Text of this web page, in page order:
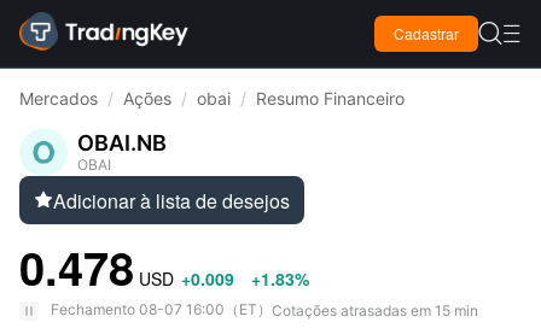
Cadastrar  
Mercados / Ações / obai / Resumo Financeiro
OBAI.NB
OBAI
Adicionar à lista de desejos
0.478 USD +0.009 +1.83%
Fechamento 08-07 16:00 （ ET ） Cotações atrasadas em 15 min